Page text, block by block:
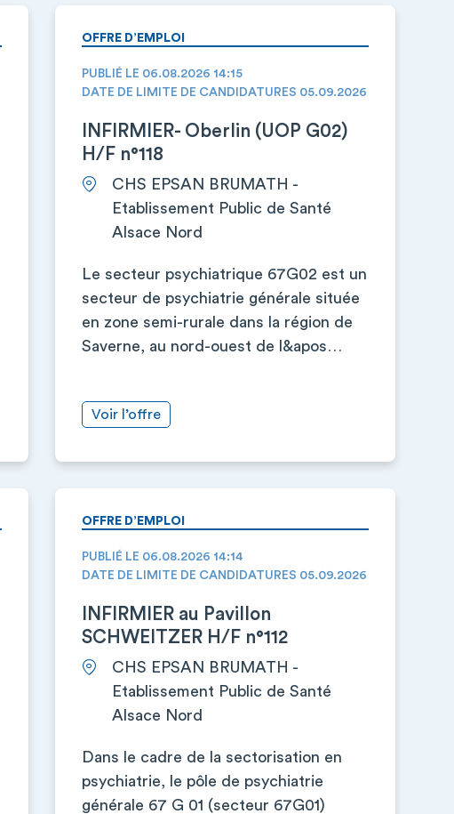
OFFRE D’EMPLOI
PUBLIÉ LE 06.08.2026 14:15
DATE DE LIMITE DE CANDIDATURES 05.09.2026
INFIRMIER- Oberlin (UOP G02)
H/F n°118
CHS EPSAN BRUMATH -
Etablissement Public de Santé
Alsace Nord
Le secteur psychiatrique 67G02 est un
secteur de psychiatrie générale située
en zone semi-rurale dans la région de
Saverne, au nord-ouest de l&apos…
Voir l’offre
OFFRE D’EMPLOI
PUBLIÉ LE 06.08.2026 14:14
DATE DE LIMITE DE CANDIDATURES 05.09.2026
INFIRMIER au Pavillon
SCHWEITZER H/F n°112
CHS EPSAN BRUMATH -
Etablissement Public de Santé
Alsace Nord
Dans le cadre de la sectorisation en
psychiatrie, le pôle de psychiatrie
générale 67 G 01 (secteur 67G01)